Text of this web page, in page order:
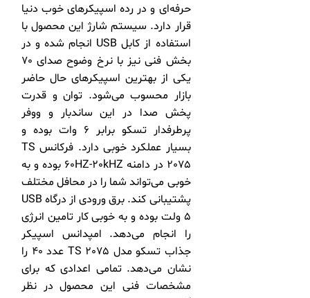
حرفه‌ای و در رده اسپیکرهای خوب دنیا
قرار دارد. سیستم شارژ این محصول با
استفاده از کابل USB انجام شده و در
بخش فنی نیز با نرخ وضوح صدای 70
یکی از بهترین اسپیکرهای حال حاضر
بازار محسوب می‌شود. توان و قدرت
پخش صدا در این ساندبار و ووفر
پرطرفدار تسکو برابر 6 وات بوده و
بسیار عملکرد خوبی دارد. فرکانس TS
2075 در دامنه 60HZ-20kHZ بوده و به
خوبی می‌تواند شما را در محافل مختلف
پشتیبانی کند. برق ورودی از درگاه USB
5 ولت بوده و به خوبی کار تامین انرژی
را انجام می‌دهد. امپدانس اسپیکر
جذاب تسکو مدل TS 2075 عدد 40 را
نشان می‌دهد. تمامی اعدادی که برای
مشخصات فنی این محصول در نظر